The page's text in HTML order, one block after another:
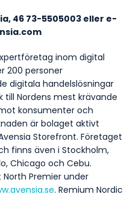
46 73-5505003 eller e-
inom digital
200 personer
digitala handelslösningar
Nordens mest krävande
konsumenter och
är bolaget aktivt
Storefront. Företaget
finns även i Stockholm,
Chicago och Cebu.
North Premier under
. Remium Nordic